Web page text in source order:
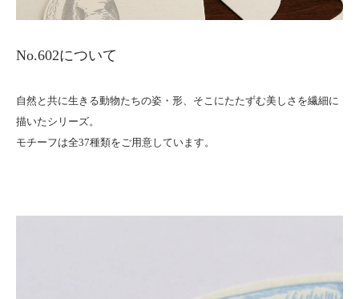
No.602について
自然と共に生きる動物たちの姿・形、そこにたたずむ美しさを繊細に
描いたシリーズ。
モチーフは全37種類をご用意しています。